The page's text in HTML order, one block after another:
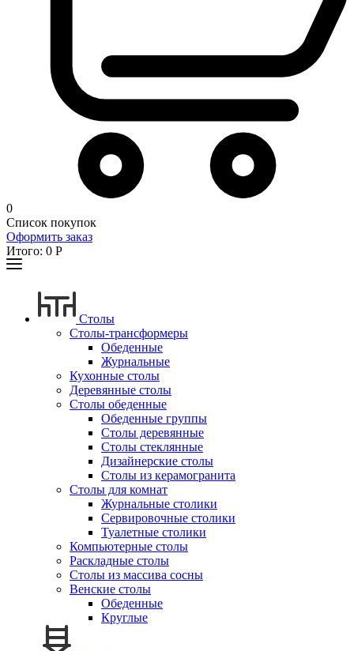
0
Список покупок
Оформить заказ
Итого: 0 Р
Столы
Столы-трансформеры
Обеденные
Журнальные
Кухонные столы
Деревянные столы
Столы обеденные
Обеденные группы
Столы деревянные
Столы стеклянные
Дизайнерские столы
Столы из керамогранита
Столы для комнат
Журнальные столики
Сервировочные столики
Туалетные столики
Компьютерные столы
Раскладные столы
Столы из массива сосны
Венские столы
Обеденные
Круглые